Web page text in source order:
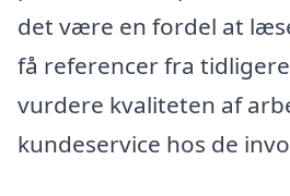
det være en fordel at
få referencer fra
vurdere kvaliteten af
kundeservice hos de